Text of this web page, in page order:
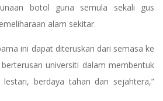
botol guna semula sekali gus
alam sekitar.
ini dapat diteruskan dari semasa ke
universiti dalam membentuk
berdaya tahan dan sejahtera,”